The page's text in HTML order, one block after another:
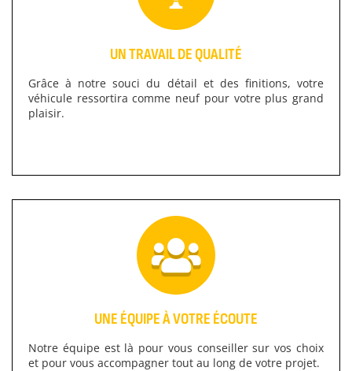
UN TRAVAIL DE QUALITÉ
Grâce à notre souci du détail et des finitions, votre
véhicule ressortira comme neuf pour votre plus grand
plaisir.
UNE ÉQUIPE À VOTRE ÉCOUTE
Notre équipe est là pour vous conseiller sur vos choix
et pour vous accompagner tout au long de votre projet.